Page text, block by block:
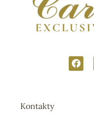
Kontakty